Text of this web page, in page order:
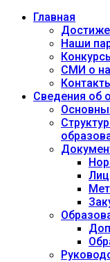
Главная
Наши
СМИ о
Сведения об